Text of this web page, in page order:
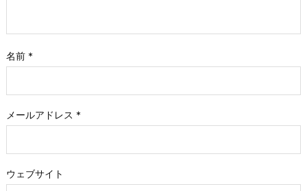
名前 *
メールアドレス *
ウェブサイト